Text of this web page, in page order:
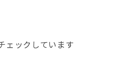
ェックしています